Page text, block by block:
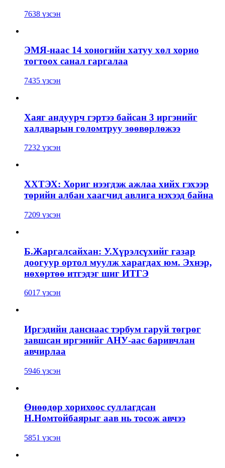
7638 үзсэн
ЭМЯ-наас 14 хоногийн хатуу хөл хорио
тогтоох санал гаргалаа
7435 үзсэн
Хаяг андуурч гэртээ байсан 3 иргэнийг
халдварын голомтруу зөөвөрлөжээ
7232 үзсэн
ХХТЭХ: Хориг нээгдэж ажлаа хийх гэхээр
төрийн албан хаагчид авлига нэхээд байна
7209 үзсэн
Б.Жаргалсайхан: У.Хүрэлсүхийг газар
доогуур ортол муулж харагдах юм. Эхнэр,
нөхөртөө итгэдэг шиг ИТГЭ
6017 үзсэн
Иргэдийн данснаас тэрбум гаруй төгрөг
завшсан иргэнийг АНУ-аас баривчлан
авчирлаа
5946 үзсэн
Өнөөдөр хорихоос суллагдсан
Н.Номтойбаярыг аав нь тосож авчээ
5851 үзсэн